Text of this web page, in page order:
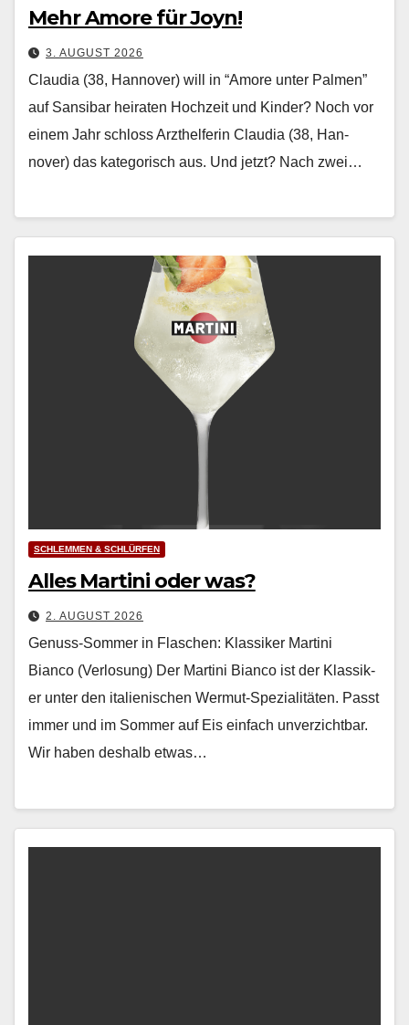
Mehr Amore für Joyn!
3. AUGUST 2026
Claudia (38, Hannover) will in “Amore unter Palmen”
auf Sansibar heiraten Hochzeit und Kinder? Noch vor
einem Jahr schloss Arzthelferin Clau­dia (38, Han­
nover) das kat­e­gorisch aus. Und jet­zt? Nach zwei…
SCHLEMMEN & SCHLÜRFEN
Alles Martini oder was?
2. AUGUST 2026
Genuss-Sommer in Flaschen: Klassiker Martini
Bianco (Verlosung) Der Mar­ti­ni Bian­co ist der Klas­sik­
er unter den ital­ienis­chen Wer­mut-Spezial­itäten. Passt
immer und im Som­mer auf Eis ein­fach unverzicht­bar.
Wir haben deshalb etwas…